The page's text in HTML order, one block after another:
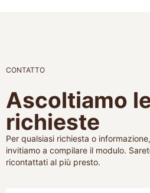
CONTATTO
Ascoltiamo
richieste
Per qualsiasi richiesta o
invitiamo a compilare il modulo.
ricontattati al più presto.